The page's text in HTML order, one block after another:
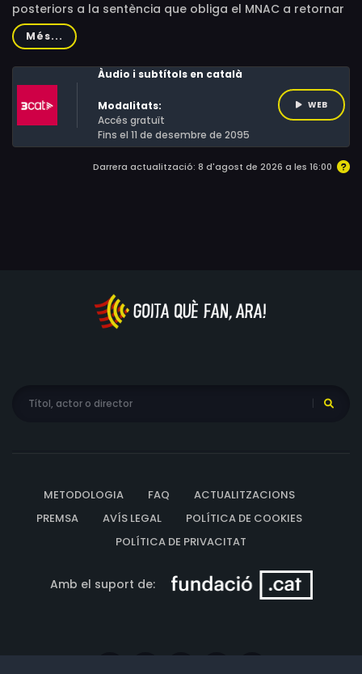
posteriors a la sentència que obliga el MNAC a retornar
les pintures de Sixena i dona veu a restauradors,
polítics, advocats, periodistes i veïns. A més, s'endinsa
en la tràgica història dels murals, la participació de
l'església, la politització dels fets i les proves admeses o
rebutjades durant els judicis.
Més...
Àudio i subtítols en català
Modalitats:
Accés gratuït
Fins el 11 de desembre de 2095
WEB
Darrera actualització: 8 d'agost de 2026 a les 16:00
METODOLOGIA FAQ
ACTUALITZACIONS
PREMSA
AVÍS LEGAL
POLÍTICA DE COOKIES
POLÍTICA DE PRIVACITAT
Amb el suport de: